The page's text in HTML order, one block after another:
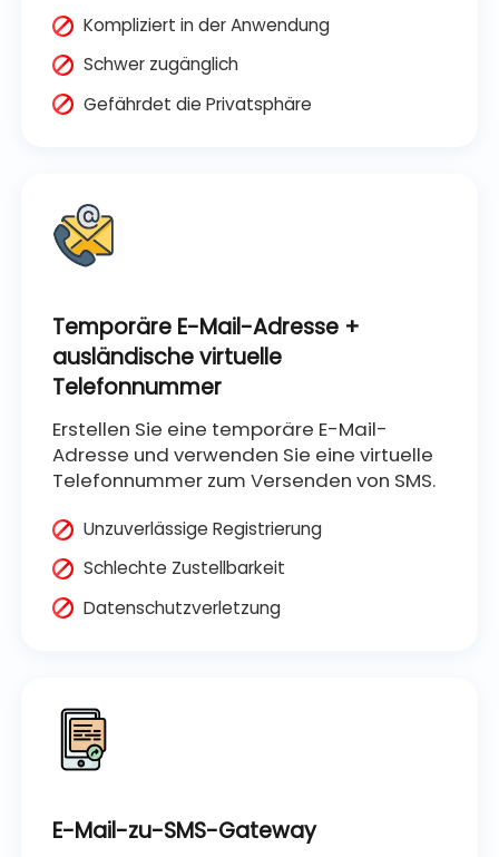
Kompliziert in der Anwendung
Schwer zugänglich
Gefährdet die Privatsphäre
Temporäre E-Mail-Adresse +
ausländische virtuelle
Telefonnummer
Erstellen Sie eine temporäre E-Mail-
Adresse und verwenden Sie eine virtuelle
Telefonnummer zum Versenden von SMS.
Unzuverlässige Registrierung
Schlechte Zustellbarkeit
Datenschutzverletzung
E-Mail-zu-SMS-Gateway